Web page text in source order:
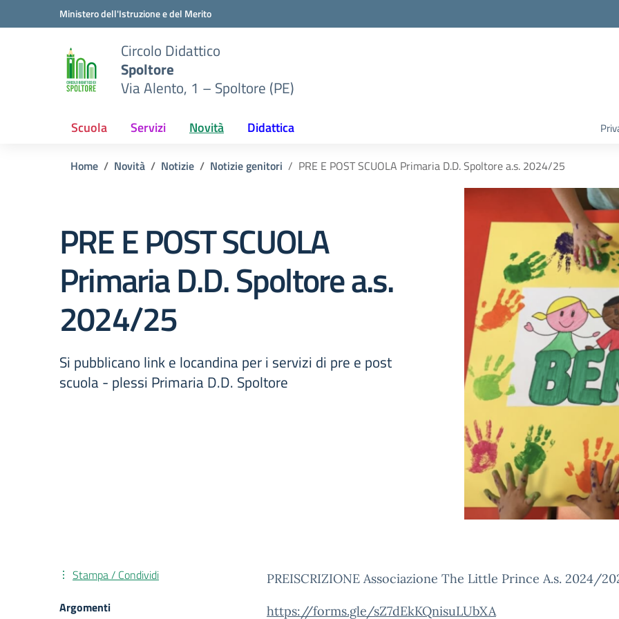
Vai ai contenuti
Vai al menu di navigazioneMinistero dell'Istruzione e del Merito
Circolo Didattico
Spoltore
Via Alento, 1 – Spoltore (PE)
Scuola Servizi Novità Didattica
Home Novità Notizie Notizie genitori PRE E POST SCUOLA Primaria D.D. Spoltore a.s. 2024/25
PRE E POST SCUOLA
Primaria D.D. Spoltore a.s.
2024/25
Si pubblicano link e locandina per i servizi di pre e post
scuola - plessi Primaria D.D. Spoltore
PREISCRIZIONE Associazione The Little Prince A.s. 2024/
https://forms.gle/sZ7dEkKQnisuLUbXA
Stampa / Condividi
Argomenti